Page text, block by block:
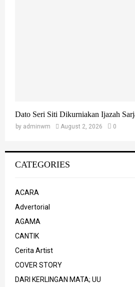
Dato Seri Siti Dikurniakan Ijazah
by adminwm August 2, 2026 0
CATEGORIES
ACARA
Advertorial
AGAMA
CANTIK
Cerita Artist
COVER STORY
DARI KERLINGAN MATA; UU